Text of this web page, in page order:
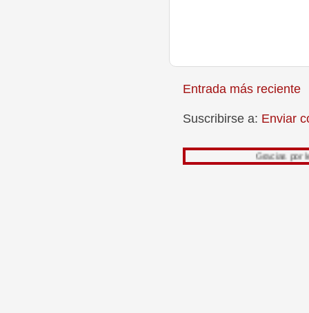
Entrada más reciente
Suscribirse a: Enviar
Gracias por leer mi